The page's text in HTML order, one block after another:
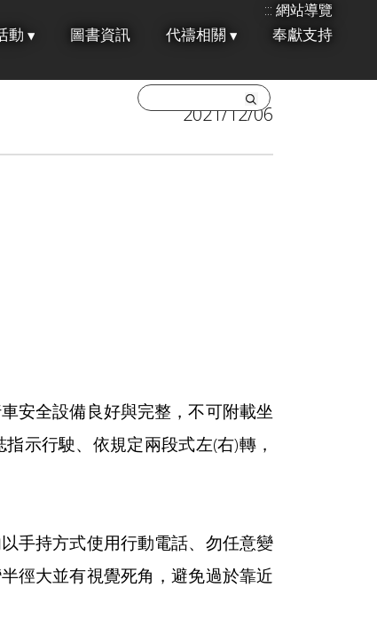
::: 網站導覽
動 圖書資訊 代禱相關 奉獻支持
2021/12/06
安全設備良好與完整，不可附載坐
示行駛、依規定兩段式左(右)轉，
手持方式使用行動電話、勿任意變
徑大並有視覺死角，避免過於靠近